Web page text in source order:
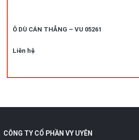
Ô DÙ CÁN THẲNG – VU 05261
Liên hệ
CÔNG TY CỔ PHẦN VY UYÊN